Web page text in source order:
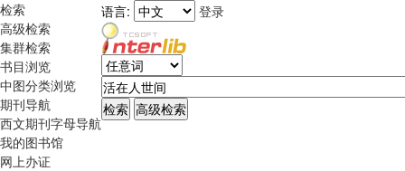
检索
高级检索
集群检索
书目浏览
中图分类浏览
期刊导航
西文期刊字母导航
我的图书馆
网上办证
语言: 登录